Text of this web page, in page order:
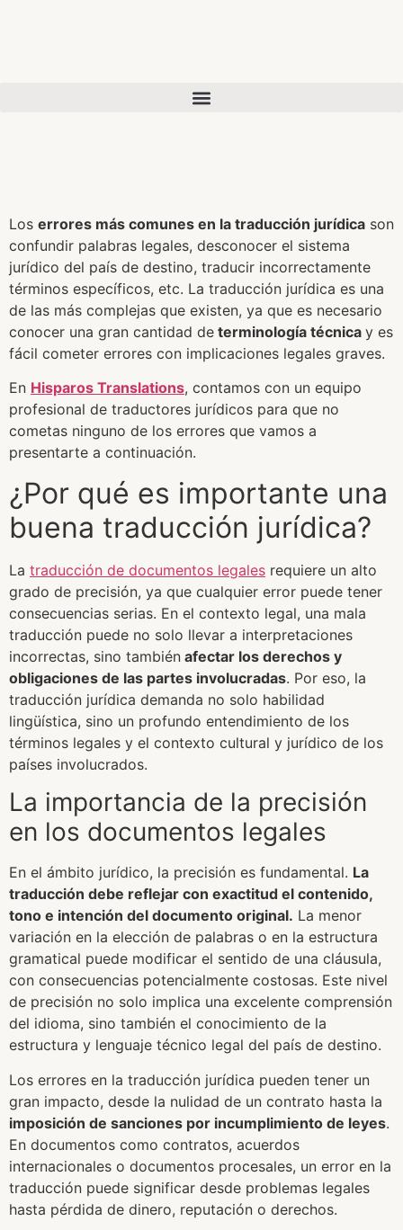
Los errores más comunes en la traducción jurídica son
confundir palabras legales, desconocer el sistema
jurídico del país de destino, traducir incorrectamente
términos específicos, etc. La traducción jurídica es una
de las más complejas que existen, ya que es necesario
conocer una gran cantidad de terminología técnica y es
fácil cometer errores con implicaciones legales graves.
En Hisparos Translations, contamos con un equipo
profesional de traductores jurídicos para que no
cometas ninguno de los errores que vamos a
presentarte a continuación.
¿Por qué es importante una
buena traducción jurídica?
La traducción de documentos legales requiere un alto
grado de precisión, ya que cualquier error puede tener
consecuencias serias. En el contexto legal, una mala
traducción puede no solo llevar a interpretaciones
incorrectas, sino también afectar los derechos y
obligaciones de las partes involucradas. Por eso, la
traducción jurídica demanda no solo habilidad
lingüística, sino un profundo entendimiento de los
términos legales y el contexto cultural y jurídico de los
países involucrados.
La importancia de la precisión
en los documentos legales
En el ámbito jurídico, la precisión es fundamental. La
traducción debe reflejar con exactitud el contenido,
tono e intención del documento original. La menor
variación en la elección de palabras o en la estructura
gramatical puede modificar el sentido de una cláusula,
con consecuencias potencialmente costosas. Este nivel
de precisión no solo implica una excelente comprensión
del idioma, sino también el conocimiento de la
estructura y lenguaje técnico legal del país de destino.
Los errores en la traducción jurídica pueden tener un
gran impacto, desde la nulidad de un contrato hasta la
imposición de sanciones por incumplimiento de leyes.
En documentos como contratos, acuerdos
internacionales o documentos procesales, un error en la
traducción puede significar desde problemas legales
hasta pérdida de dinero, reputación o derechos.